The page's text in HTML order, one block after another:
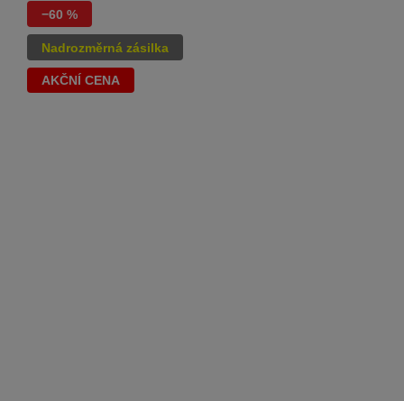
−60 %
Nadrozměrná zásilka
AKČNÍ CENA